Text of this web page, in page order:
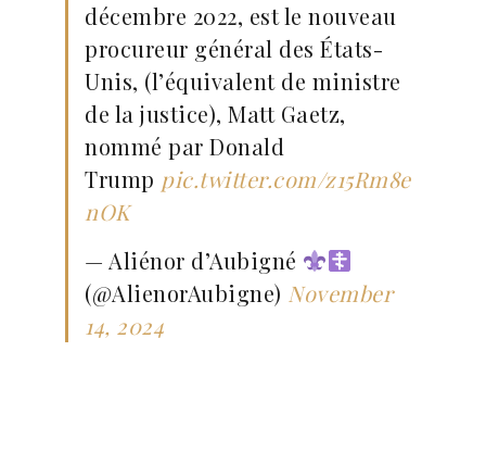
décembre 2022, est le nouveau
procureur général des États-
Unis, (l’équivalent de ministre
de la justice), Matt Gaetz,
nommé par Donald
Trump pic.twitter.com/z15Rm8e
nOK
— Aliénor d’Aubigné
(@AlienorAubigne) November
14, 2024